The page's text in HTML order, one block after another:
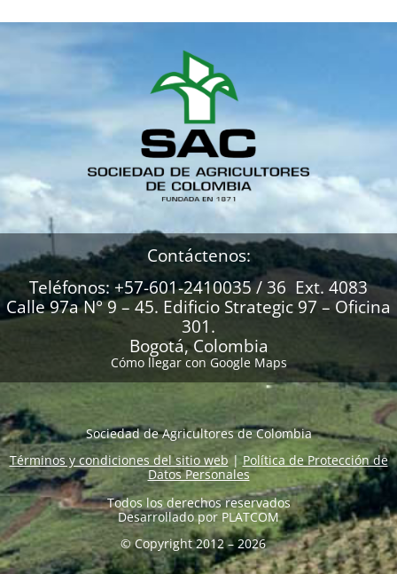
Contáctenos:
Teléfonos: +57-601-2410035 / 36 Ext. 4083
Calle 97a N° 9 – 45. Edificio Strategic 97 – Oficina
301.
Bogotá, Colombia
Cómo llegar con Google Maps
Sociedad de Agricultores de Colombia
Términos y condiciones del sitio web|Política de Protección de
Datos Personales
Todos los derechos reservados
Desarrollado por PLATCOM
© Copyright 2012 – 2026